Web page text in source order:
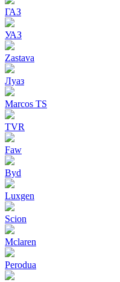
ГАЗ
УАЗ
Zastava
Луаз
Marcos TS
TVR
Faw
Byd
Luxgen
Scion
Mclaren
Perodua